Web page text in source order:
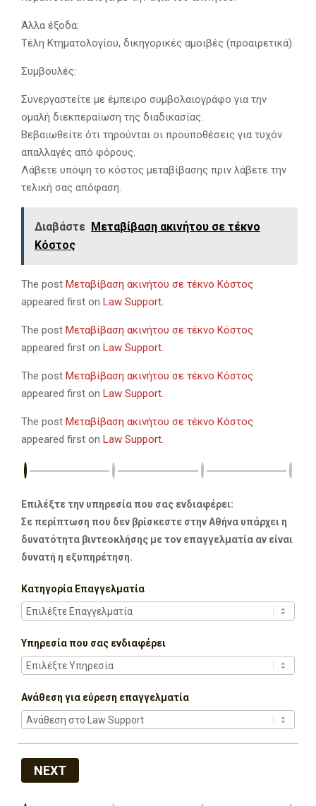
Άλλα έξοδα:
Τέλη Κτηματολογίου, δικηγορικές αμοιβές (προαιρετικά).
Συμβουλές:
Συνεργαστείτε με έμπειρο συμβολαιογράφο για την
ομαλή διεκπεραίωση της διαδικασίας.
Βεβαιωθείτε ότι τηρούνται οι προϋποθέσεις για τυχόν
απαλλαγές από φόρους.
Λάβετε υπόψη το κόστος μεταβίβασης πριν λάβετε την
τελική σας απόφαση.
Διαβάστε Μεταβίβαση ακινήτου σε τέκνο
Κόστος
The post Μεταβίβαση ακινήτου σε τέκνο Κόστος
appeared first on Law Support.
The post Μεταβίβαση ακινήτου σε τέκνο Κόστος
appeared first on Law Support.
The post Μεταβίβαση ακινήτου σε τέκνο Κόστος
appeared first on Law Support.
The post Μεταβίβαση ακινήτου σε τέκνο Κόστος
appeared first on Law Support.
Επιλέξτε την υπηρεσία που σας ενδιαφέρει:
Σε περίπτωση που δεν βρίσκεστε στην Αθήνα υπάρχει η
δυνατότητα βιντεοκλήσης με τον επαγγελματία αν είναι
δυνατή η εξυπηρέτηση.
Κατηγορία Επαγγελματία
Υπηρεσία που σας ενδιαφέρει
Ανάθεση για εύρεση επαγγελματία
NEXT